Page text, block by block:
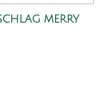
MERRY C